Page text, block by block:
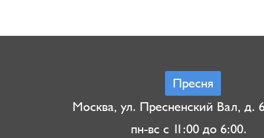
Пресня
Москва, ул. Пресненский Вал, д.
пн-вс с 11:00 до 6:00.